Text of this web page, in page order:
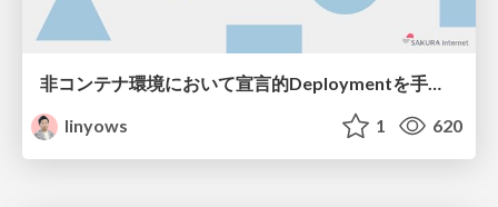
linyows
1 620